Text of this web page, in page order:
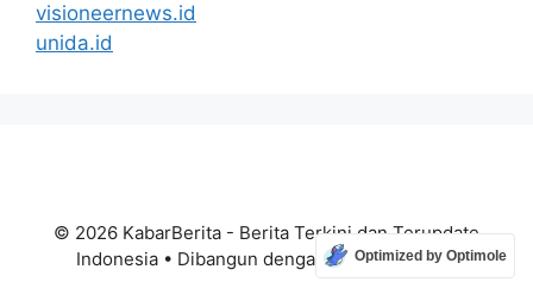
visioneernews.id
unida.id
© 2026 KabarBerita - Berita Terkini dan Terupdate
Indonesia• Dibangun denganGeneratePress
Optimized by Optimole